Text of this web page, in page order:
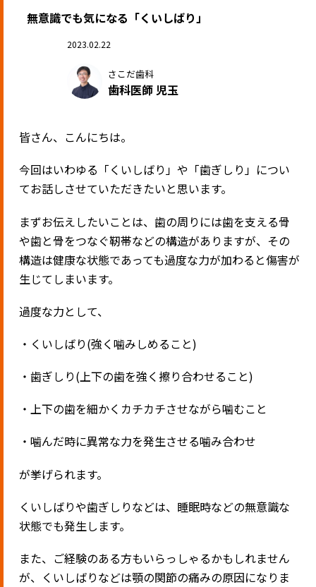
無意識でも気になる「くいしばり」
2023.02.22
さこだ歯科
歯科医師 児玉
皆さん、こんにちは。
今回はいわゆる「くいしばり」や「歯ぎしり」につい
てお話しさせていただきたいと思います。
まずお伝えしたいことは、歯の周りには歯を支える骨
や歯と骨をつなぐ靭帯などの構造がありますが、その
構造は健康な状態であっても過度な力が加わると傷害が
生じてしまいます。
過度な力として、
・くいしばり(強く噛みしめること)
・歯ぎしり(上下の歯を強く擦り合わせること)
・上下の歯を細かくカチカチさせながら噛むこと
・噛んだ時に異常な力を発生させる噛み合わせ
が挙げられます。
くいしばりや歯ぎしりなどは、睡眠時などの無意識な
状態でも発生します。
また、ご経験のある方もいらっしゃるかもしれません
が、くいしばりなどは顎の関節の痛みの原因になりま